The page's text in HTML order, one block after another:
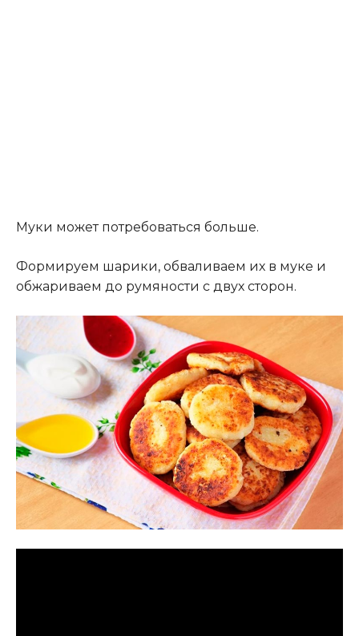
Муки может потребоваться больше.
Формируем шарики, обваливаем их в муке и
обжариваем до румяности с двух сторон.